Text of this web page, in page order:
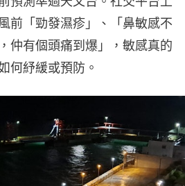
前「勁發濕疹」、「鼻敏感不
仲有個頭痛到爆」，敏感真的
何紓緩或預防。